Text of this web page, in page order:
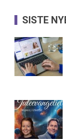
SISTE